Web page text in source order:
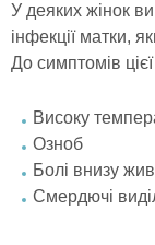
У деяких жінок
інфекції матки,
До симптомів цієї
Високу
Озноб
Болі внизу
Смердючі